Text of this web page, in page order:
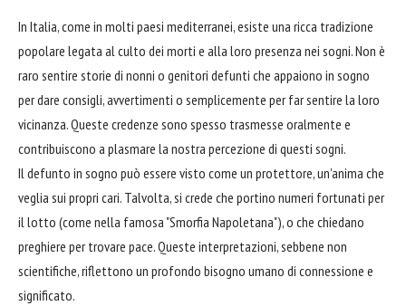
In Italia, come in molti paesi mediterranei, esiste una ricca tradizione
popolare legata al culto dei morti e alla loro presenza nei sogni. Non è
raro sentire storie di nonni o genitori defunti che appaiono in sogno
per dare consigli, avvertimenti o semplicemente per far sentire la loro
vicinanza. Queste credenze sono spesso trasmesse oralmente e
contribuiscono a plasmare la nostra percezione di questi sogni.
Il defunto in sogno può essere visto come un protettore, un'anima che
veglia sui propri cari. Talvolta, si crede che portino numeri fortunati per
il lotto (come nella famosa "Smorfia Napoletana"), o che chiedano
preghiere per trovare pace. Queste interpretazioni, sebbene non
scientifiche, riflettono un profondo bisogno umano di connessione e
significato.